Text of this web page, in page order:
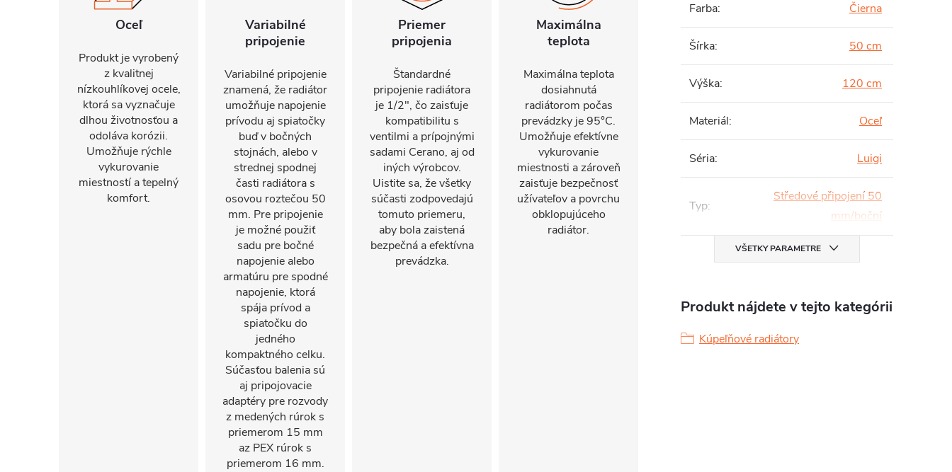
Oceľ
Produkt je vyrobený
z kvalitnej
nízkouhlíkovej ocele,
ktorá sa vyznačuje
dlhou životnosťou a
odoláva korózii.
Umožňuje rýchle
vykurovanie
miestností a tepelný
komfort.
Variabilné
pripojenie
Variabilné pripojenie
znamená, že radiátor
umožňuje napojenie
prívodu aj spiatočky
buď v bočných
stojnách, alebo v
strednej spodnej
časti radiátora s
osovou roztečou 50
mm. Pre pripojenie
je možné použiť
sadu pre bočné
napojenie alebo
armatúru pre spodné
napojenie, ktorá
spája prívod a
spiatočku do
jedného
kompaktného celku.
Súčasťou balenia sú
aj pripojovacie
adaptéry pre rozvody
z medených rúrok s
priemerom 15 mm
az PEX rúrok s
priemerom 16 mm.
Priemer
pripojenia
Štandardné
pripojenie radiátora
je 1/2", čo zaisťuje
kompatibilitu s
ventilmi a prípojnými
sadami Cerano, aj od
iných výrobcov.
Uistite sa, že všetky
súčasti zodpovedajú
tomuto priemeru,
aby bola zaistená
bezpečná a efektívna
prevádzka.
Maximálna
teplota
Maximálna teplota
dosiahnutá
radiátorom počas
prevádzky je 95°C.
Umožňuje efektívne
vykurovanie
miestnosti a zároveň
zaisťuje bezpečnosť
užívateľov a povrchu
obklopujúceho
radiátor.
Farba: Čierna
Šírka: 50 cm
Výška: 120 cm
Materiál: Oceľ
Séria: Luigi
Typ:
Středové připojení 50
mm/boční
VŠETKY PARAMETRE
Produkt nájdete v tejto kategórii
Kúpeľňové radiátory